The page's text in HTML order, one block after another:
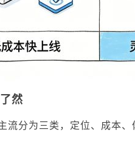
然
流分为三类，定位、成本